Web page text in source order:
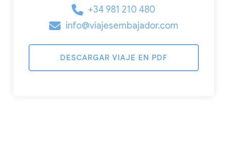
+34 981 210 480
info@viajesembajador.com
DESCARGAR VIAJE EN PDF